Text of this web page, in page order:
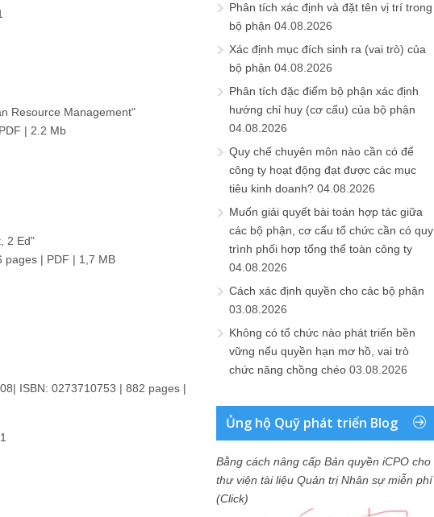
Resource Management"
| 2.2 Mb
2 Ed"
pages | PDF | 1,7 MB
ISBN: 0273710753 | 882 pages |
Phân tích xác định và đặt tên vị trí trong
bộ phận 04.08.2026
Xác định mục đích sinh ra (vai trò) của
bộ phận 04.08.2026
Phân tích đặc điểm bộ phận xác định
hướng chỉ huy (cơ cấu) của bộ phận
04.08.2026
Quy chế chuyên môn nào cần có để
công ty hoạt động đạt được các mục
tiêu kinh doanh? 04.08.2026
Muốn giải quyết bài toán hợp tác giữa
các bộ phận, cơ cấu tổ chức cần có quy
trình phối hợp tổng thể toàn công ty
04.08.2026
Cách xác định quyền cho các bộ phận
03.08.2026
Không có tổ chức nào phát triển bền
vững nếu quyền hạn mơ hồ, vai trò
chức năng chồng chéo 03.08.2026
Ủng hộ Quỹ phát triển Blog
Bằng cách nâng cấp Bản quyền iCPO cho
thư viện tài liệu Quản trị Nhân sự miễn phí
(Click)